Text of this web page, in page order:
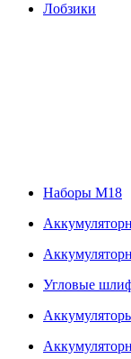
Лобзики
Наборы М18
Угловые